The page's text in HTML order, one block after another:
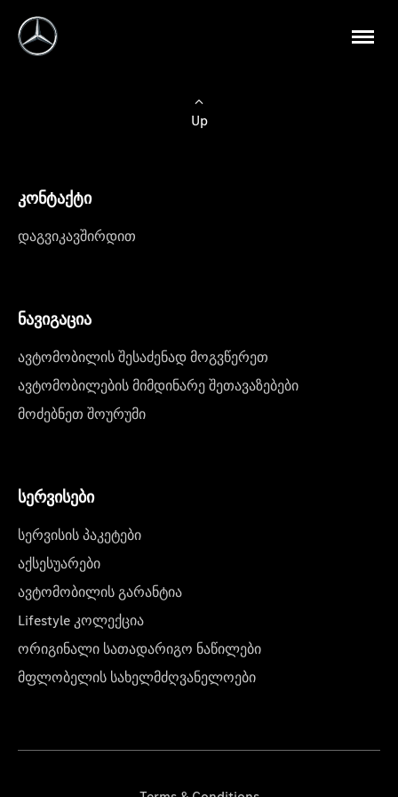
Up
კონტაქტი
დაგვიკავშირდით
ნავიგაცია
ავტომობილის შესაძენად მოგვწერეთ
ავტომობილების მიმდინარე შეთავაზებები
მოძებნეთ შოურუმი
სერვისები
სერვისის პაკეტები
აქსესუარები
ავტომობილის გარანტია
Lifestyle კოლექცია
ორიგინალი სათადარიგო ნაწილები
მფლობელის სახელმძღვანელოები